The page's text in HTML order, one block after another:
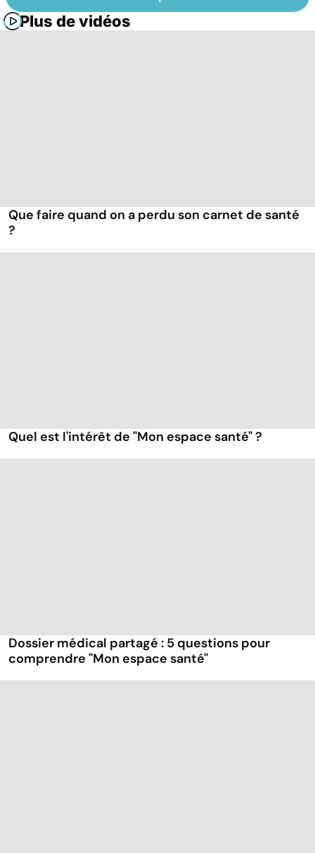
Plus de vidéos
Que faire quand on a perdu son carnet de santé
?
Quel est l'intérêt de "Mon espace santé" ?
Dossier médical partagé : 5 questions pour
comprendre "Mon espace santé"